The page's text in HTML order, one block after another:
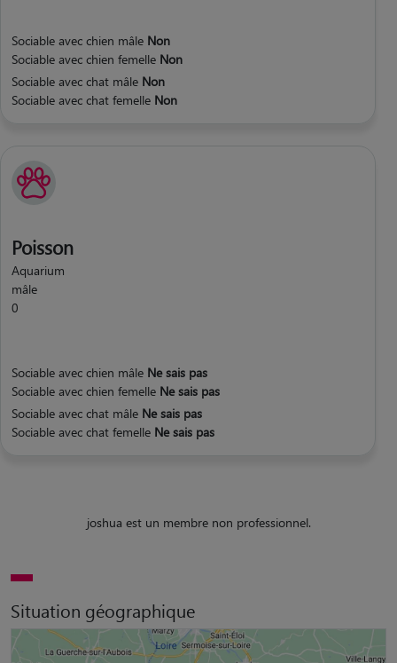
Sociable avec chien mâle Non
Sociable avec chien femelle Non
Sociable avec chat mâle Non
Sociable avec chat femelle Non
Poisson
Aquarium
mâle
0
Sociable avec chien mâle Ne sais pas
Sociable avec chien femelle Ne sais pas
Sociable avec chat mâle Ne sais pas
Sociable avec chat femelle Ne sais pas
joshua est un membre non professionnel.
Situation géographique